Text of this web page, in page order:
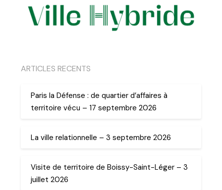
ARTICLES RECENTS
Paris la Défense : de quartier d’affaires à
territoire vécu – 17 septembre 2026
La ville relationnelle – 3 septembre 2026
Visite de territoire de Boissy-Saint-Léger – 3
juillet 2026